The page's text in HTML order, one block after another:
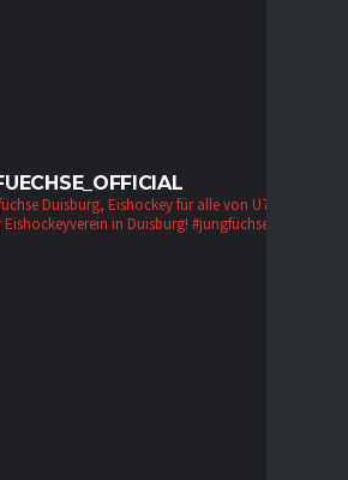
Duisburg, Eishockey für alle von U7 bis zur
Eishockeyverein in Duisburg! #jungfüchse #evd